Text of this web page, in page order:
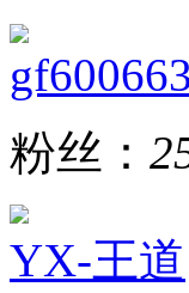
gf600663
粉丝：
YX-王道